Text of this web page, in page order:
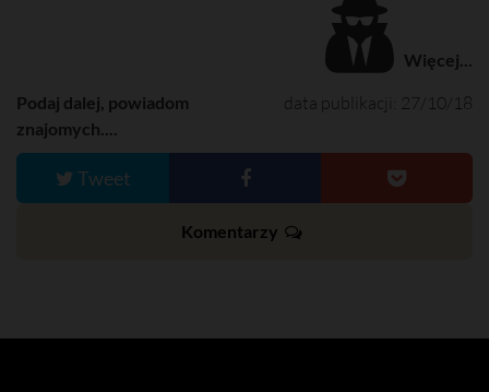
Więcej...
data publikacji: 27/10/18
Podaj dalej, powiadom
znajomych....
Tweet
Komentarzy